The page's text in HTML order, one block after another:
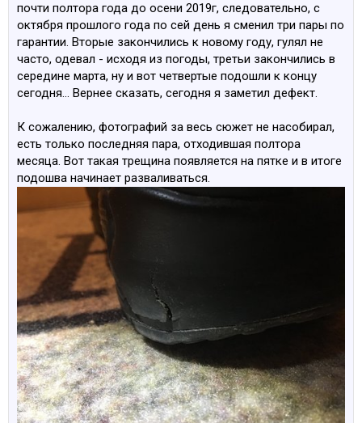
почти полтора года до осени 2019г, следовательно, с
октября прошлого года по сей день я сменил три пары по
гарантии. Вторые закончились к новому году, гулял не
часто, одевал - исходя из погоды, третьи закончились в
середине марта, ну и вот четвертые подошли к концу
сегодня... Вернее сказать, сегодня я заметил дефект.
К сожалению, фотографий за весь сюжет не насобирал,
есть только последняя пара, отходившая полтора
месяца. Вот такая трещина появляется на пятке и в итоге
подошва начинает разваливаться.